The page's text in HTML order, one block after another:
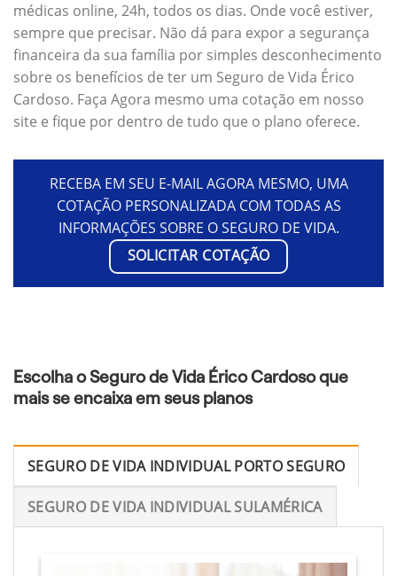
médicas online, 24h, todos os dias. Onde você estiver,
sempre que precisar. Não dá para expor a segurança
financeira da sua família por simples desconhecimento
sobre os benefícios de ter um Seguro de Vida Érico
Cardoso. Faça Agora mesmo uma cotação em nosso
site e fique por dentro de tudo que o plano oferece.
RECEBA EM SEU E-MAIL AGORA MESMO, UMA
COTAÇÃO PERSONALIZADA COM TODAS AS
INFORMAÇÕES SOBRE O SEGURO DE VIDA.
SOLICITAR COTAÇÃO
Escolha o Seguro de Vida Érico Cardoso que
mais se encaixa em seus planos
SEGURO DE VIDA INDIVIDUAL PORTO SEGURO
SEGURO DE VIDA INDIVIDUAL SULAMÉRICA